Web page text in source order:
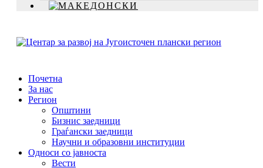
Почетна
За нас
Регион
Општини
Бизнис заедници
Граѓански заедници
Научни и образовни институции
Односи со јавноста
Вести